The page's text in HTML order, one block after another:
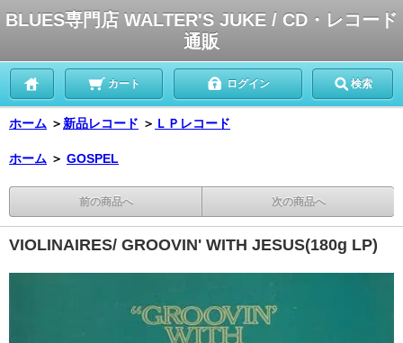
BLUES専門店 WALTER'S JUKE / CD・レコード
通販
カート ログイン 検索
ホーム ＞ 新品レコード ＞ ＬＰレコード
ホーム ＞ GOSPEL
前の商品へ 次の商品へ
VIOLINAIRES/ GROOVIN' WITH JESUS(180g LP)